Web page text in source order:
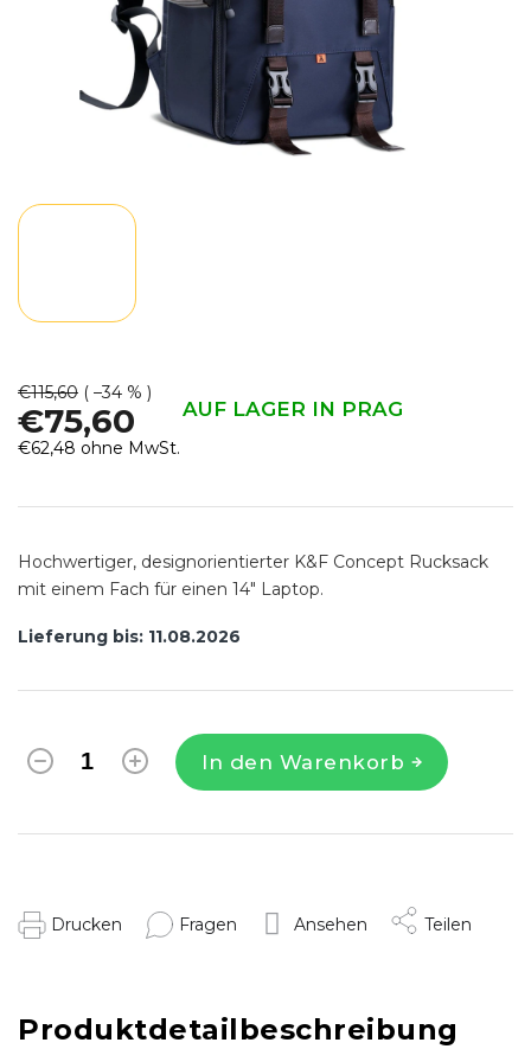
€115,60 ( –34 % )
€75,60 AUF LAGER IN PRAG
€62,48 ohne MwSt.
Lieferung bis: 11.08.2026
In den Warenkorb
Hochwertiger, designorientierter K&F Concept Rucksack
mit einem Fach für einen 14" Laptop.
Drucken Fragen Ansehen Teilen
Produktdetailbeschreibung